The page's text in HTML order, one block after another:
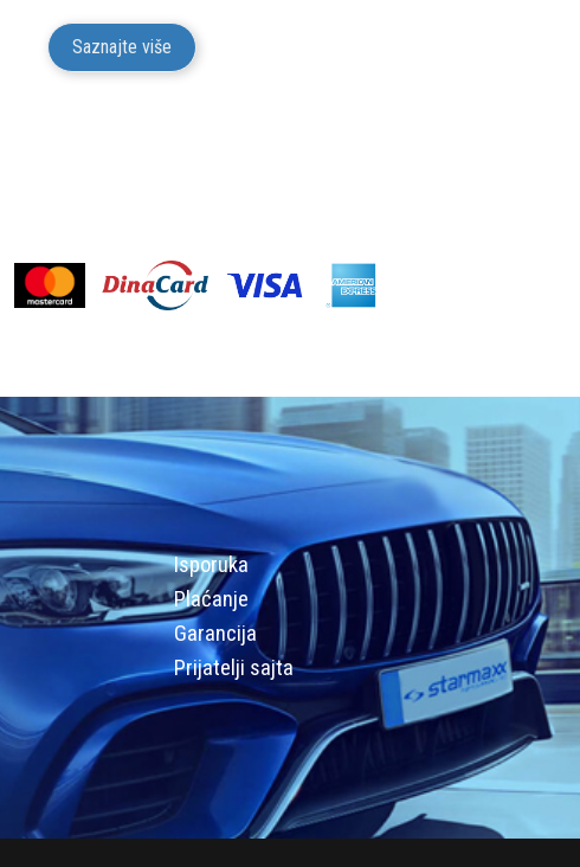
Saznajte više
Isporuka
Plaćanje
Garancija
Prijatelji sajta